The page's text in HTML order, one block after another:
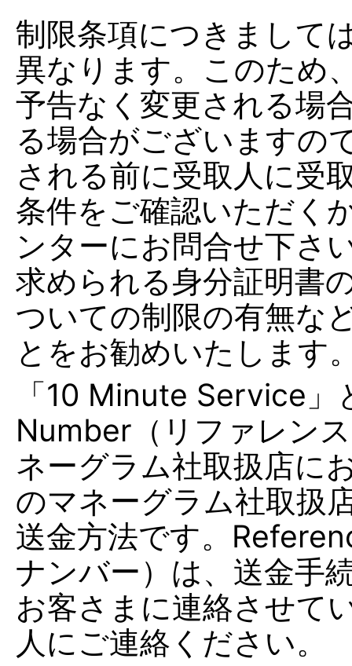
制限条項につきまして
異なります。このため
予告なく変更される場
る場合がございますの
される前に受取人に受
条件をご確認いただく
ンターにお問合せ下さ
求められる身分証明書
ついての制限の有無な
とをお勧めいたします
「10 Minute Service
Number（リファレン
ネーグラム社取扱店に
のマネーグラム社取扱
送金方法です。
ナンバー）は、送金手
お客さまに連絡させて
人にご連絡ください。